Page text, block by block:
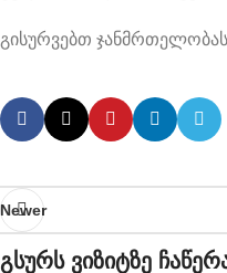
გისურვებთ
Newer
გსურს ვიზიტზე